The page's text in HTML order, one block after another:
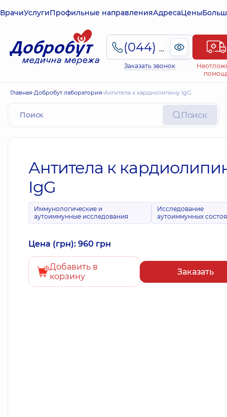
ВрачиУслугиПрофильные направленияАдресаЦены
(044) 495-2-888
Заказать звонок
Главная Добробут лаборатория Антитела к кардиолипину IgG
Поиск
Антитела к
IgG
Иммунологические и
аутоиммунные исследования
Исследование
аутоиммунных
Цена (грн): 960 грн
Добавить в
корзину
Заказать